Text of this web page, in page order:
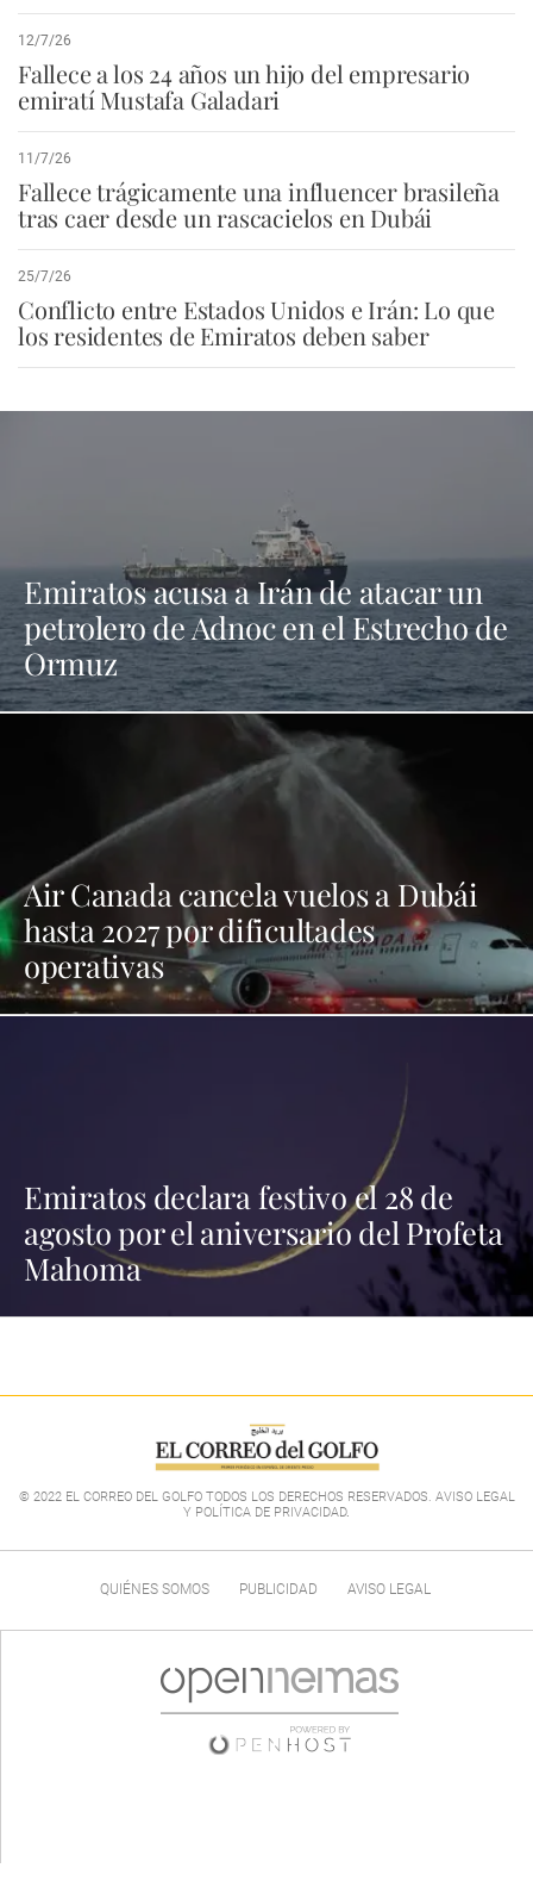
12/7/26
Fallece a los 24 años un hijo del empresario
emiratí Mustafa Galadari
11/7/26
Fallece trágicamente una influencer brasileña
tras caer desde un rascacielos en Dubái
25/7/26
Conflicto entre Estados Unidos e Irán: Lo que
los residentes de Emiratos deben saber
Emiratos acusa a Irán de atacar un
petrolero de Adnoc en el Estrecho de
Ormuz
Air Canada cancela vuelos a Dubái
hasta 2027 por dificultades
operativas
Emiratos declara festivo el 28 de
agosto por el aniversario del Profeta
Mahoma
© 2022 EL CORREO DEL GOLFO TODOS LOS DERECHOS RESERVADOS. AVISO LEGAL
Y POLÍTICA DE PRIVACIDAD.
QUIÉNES SOMOS PUBLICIDAD AVISO LEGAL